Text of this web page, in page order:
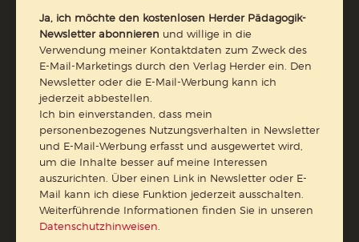
Der pädagogische Ratgeber
Ja, ich möchte den kostenlosen HERDER-Pädagogik-
Newsletter abonnierenund willige in die Verwendung
meiner Kontaktdaten zum Zweck des E-Mail-Marketings
durch den Verlag Herder ein. Den Newsletter oder die E-
Mail-Werbung kann ich jederzeit abbestellen.
Ich bin einverstanden, dass mein personenbezogenes
Nutzungsverhalten in Newsletter und E-Mail-Werbung
erfasst und ausgewertet wird, um die Inhalte besser auf
meine Interessen auszurichten. Über einen Link in
Newsletter oder E-Mail kann ich diese Funktion jederzeit
ausschalten.
Ja, ich möchte den kostenlosen Herder Pädagogik-
Newsletter abonnieren und willige in die
Verwendung meiner Kontaktdaten zum Zweck des
E-Mail-Marketings durch den Verlag Herder ein. Den
Newsletter oder die E-Mail-Werbung kann ich
jederzeit abbestellen.
Ich bin einverstanden, dass mein
personenbezogenes Nutzungsverhalten in Newsletter
und E-Mail-Werbung erfasst und ausgewertet wird,
um die Inhalte besser auf meine Interessen
auszurichten. Über einen Link in Newsletter oder E-
Mail kann ich diese Funktion jederzeit ausschalten.
Weiterführende Informationen finden Sie in unseren
Datenschutzhinweisen